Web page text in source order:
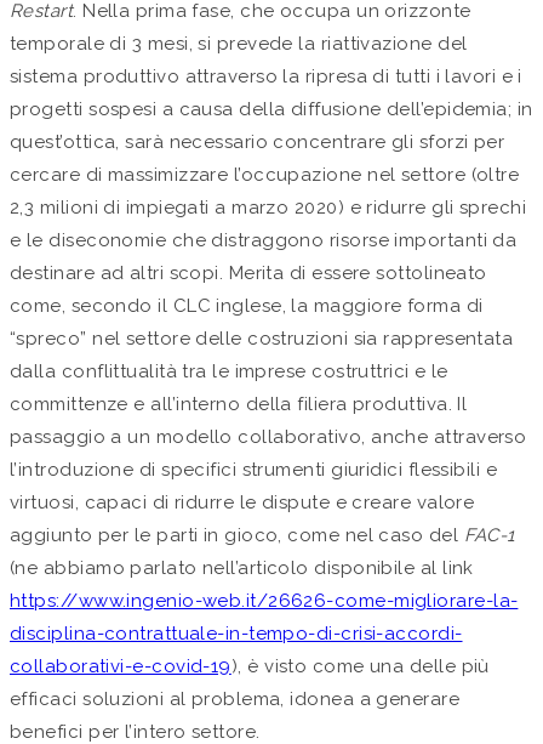
Restart. Nella prima fase, che occupa un orizzonte
temporale di 3 mesi, si prevede la riattivazione del
sistema produttivo attraverso la ripresa di tutti i lavori e i
progetti sospesi a causa della diffusione dell’epidemia; in
quest’ottica, sarà necessario concentrare gli sforzi per
cercare di massimizzare l’occupazione nel settore (oltre
2,3 milioni di impiegati a marzo 2020) e ridurre gli sprechi
e le diseconomie che distraggono risorse importanti da
destinare ad altri scopi. Merita di essere sottolineato
come, secondo il CLC inglese, la maggiore forma di
“spreco” nel settore delle costruzioni sia rappresentata
dalla conflittualità tra le imprese costruttrici e le
committenze e all’interno della filiera produttiva. Il
passaggio a un modello collaborativo, anche attraverso
l’introduzione di specifici strumenti giuridici flessibili e
virtuosi, capaci di ridurre le dispute e creare valore
aggiunto per le parti in gioco, come nel caso del FAC-1
(ne abbiamo parlato nell’articolo disponibile al link
https://www.ingenio-web.it/26626-come-migliorare-la-
disciplina-contrattuale-in-tempo-di-crisi-accordi-
collaborativi-e-covid-19), è visto come una delle più
efficaci soluzioni al problema, idonea a generare
benefici per l’intero settore.